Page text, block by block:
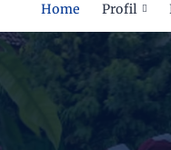
Home Profil